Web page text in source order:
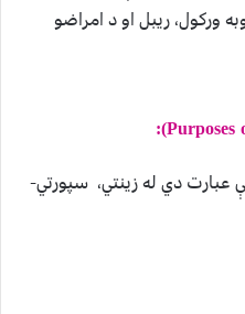
وركول، ريبل او د امراضو
دي له زينتي، سپورتي-